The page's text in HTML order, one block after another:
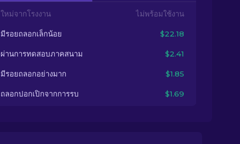
ใหม่จากโรงงาน ไม่พร้อมใช้งาน
มีรอยถลอกเล็กน้อย $22.18
ผ่านการทดสอบภาคสนาม $2.41
มีรอยถลอกอย่างมาก $1.85
ถลอกปอกเปิกจากการรบ $1.69